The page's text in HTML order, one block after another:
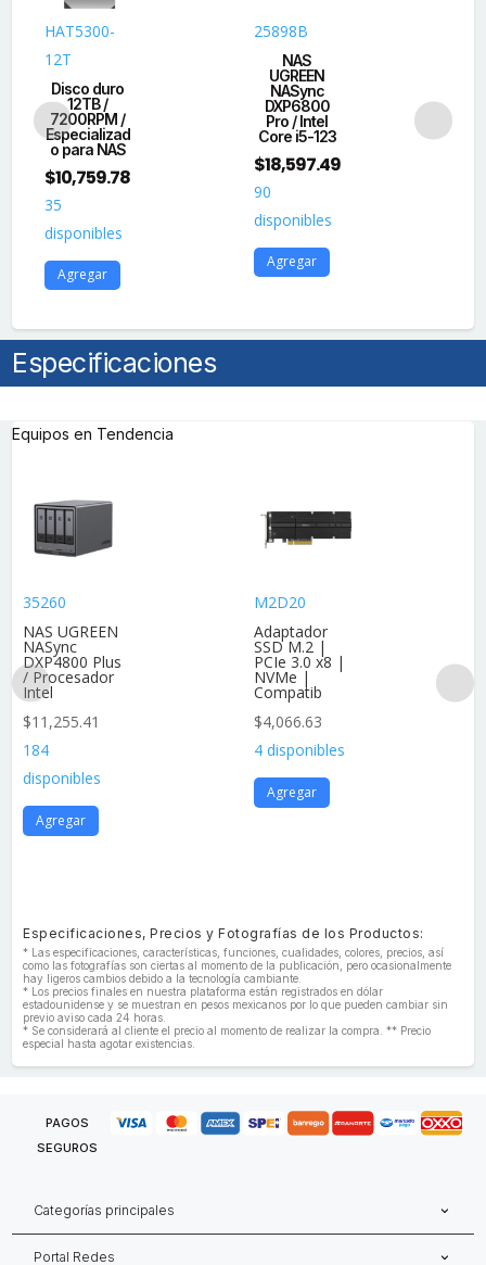
HAT5300-
12T
Disco duro
12TB /
7200RPM /
Especializad
o para NAS
$10,759.78
35
disponibles
Agregar
25898B
NAS
UGREEN
NASync
DXP6800
Pro / Intel
Core i5-123
$18,597.49
90
disponibles
Agregar
Especificaciones
Equipos en Tendencia
35260
NAS UGREEN
NASync
DXP4800 Plus
/ Procesador
Intel
$11,255.41
184
disponibles
Agregar
M2D20
Adaptador
SSD M.2 |
PCIe 3.0 x8 |
NVMe |
Compatib
$4,066.63
4 disponibles
Agregar
Especificaciones, Precios y Fotografías de los Productos:
* Las especificaciones, características, funciones, cualidades, colores, precios, así
como las fotografías son ciertas al momento de la publicación, pero ocasionalmente
hay ligeros cambios debido a la tecnología cambiante.
* Los precios finales en nuestra plataforma están registrados en dólar
estadounidense y se muestran en pesos mexicanos por lo que pueden cambiar sin
previo aviso cada 24 horas.
* Se considerará al cliente el precio al momento de realizar la compra. ** Precio
especial hasta agotar existencias.
PAGOS
SEGUROS
Categorías principales
Portal Redes